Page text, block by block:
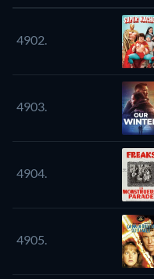
4902.
4903.
4904.
4905.